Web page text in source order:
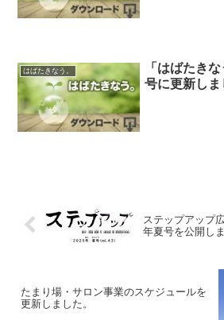
はばたきなう。
「はばたき
号に更新しま
ステップアップ
年夏号を公開しま
たまり場・サロン事業のスケジュールを
更新しました。